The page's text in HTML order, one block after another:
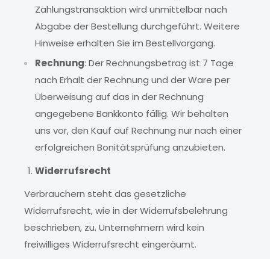
Zahlungstransaktion wird unmittelbar nach
Abgabe der Bestellung durchgeführt. Weitere
Hinweise erhalten Sie im Bestellvorgang.
Rechnung: Der Rechnungsbetrag ist 7 Tage
nach Erhalt der Rechnung und der Ware per
Überweisung auf das in der Rechnung
angegebene Bankkonto fällig. Wir behalten
uns vor, den Kauf auf Rechnung nur nach einer
erfolgreichen Bonitätsprüfung anzubieten.
Widerrufsrecht
Verbrauchern steht das gesetzliche
Widerrufsrecht, wie in der Widerrufsbelehrung
beschrieben, zu. Unternehmern wird kein
freiwilliges Widerrufsrecht eingeräumt.